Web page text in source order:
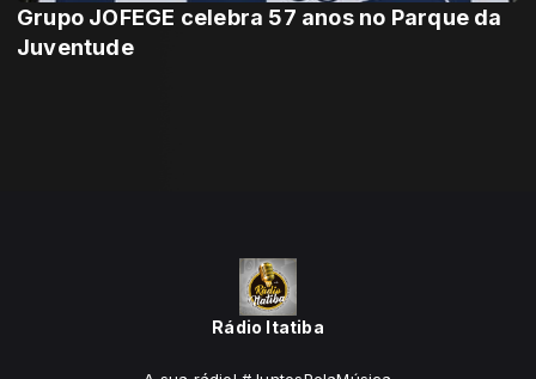
Grupo JOFEGE celebra 57 anos no Parque da
Juventude
Rádio Itatiba